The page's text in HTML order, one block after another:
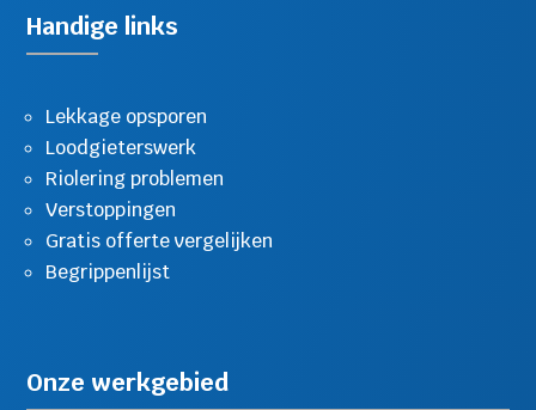
Handige links
Lekkage opsporen
Loodgieterswerk
Riolering problemen
Verstoppingen
Gratis offerte vergelijken
Begrippenlijst
Onze werkgebied